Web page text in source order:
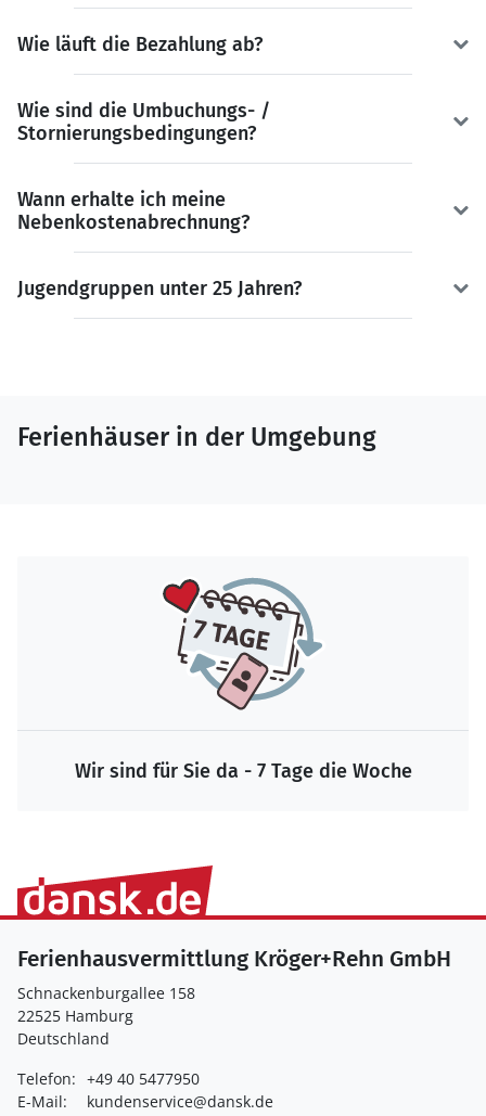
Wie läuft die Bezahlung ab?
Wie sind die Umbuchungs- /
Stornierungsbedingungen?
Wann erhalte ich meine
Nebenkostenabrechnung?
Jugendgruppen unter 25 Jahren?
Ferienhäuser in der Umgebung
Wir sind für Sie da - 7 Tage die Woche
Ferienhausvermittlung Kröger+Rehn GmbH
Schnackenburgallee 158
22525 Hamburg
Deutschland
Telefon: +49 40 5477950
E-Mail:
kundenservice@dansk.de